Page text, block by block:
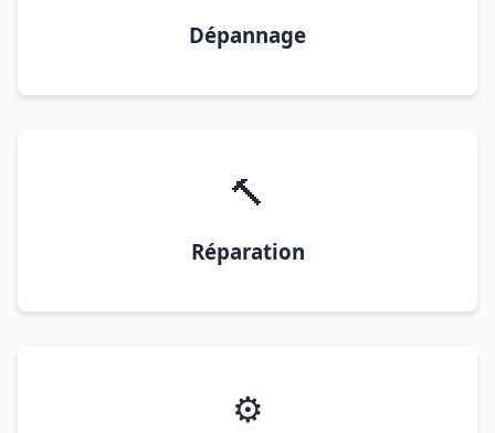
Dépannage
🔨
Réparation
⚙️